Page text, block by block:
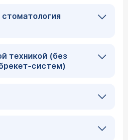
техникой (без
систем)